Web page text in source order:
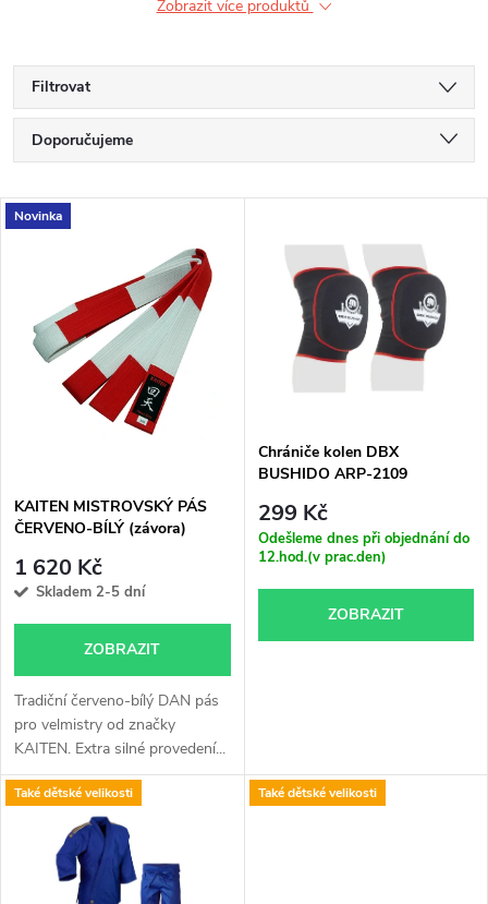
Zobrazit více produktů
Filtrovat
Ř
a
n
r
o
d
u
k
t
Doporučujeme
Nejdražší
Nejprodávanější
Abecedně
V
p
p
r
o
u
k
t
Novinka
KAITEN MISTROVSKÝ PÁS
ČERVENO-BÍLÝ (závora)
1 620 Kč
Skladem 2-5 dní
ZOBRAZIT
Tradiční červeno-bílý DAN pás
pro velmistry od značky
KAITEN. Extra silné provedení...
Chrániče kolen DBX
BUSHIDO ARP-2109
299 Kč
Odešleme dnes při objednání do
12.hod.(v prac.den)
ZOBRAZIT
Také dětské velikosti Také dětské velikosti